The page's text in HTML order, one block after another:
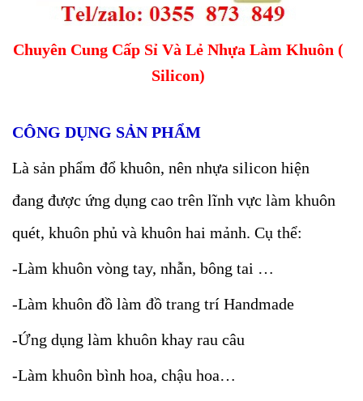
Chuyên Cung Cấp Sỉ Và Lẻ Nhựa Làm Khuôn (
Silicon)
CÔNG DỤNG SẢN PHẨM
Là sản phẩm đổ khuôn, nên nhựa silicon hiện
đang được ứng dụng cao trên lĩnh vực làm khuôn
quét, khuôn phủ và khuôn hai mảnh. Cụ thể:
-Làm khuôn vòng tay, nhẫn, bông tai …
-Làm khuôn đồ làm đồ trang trí Handmade
-Ứng dụng làm khuôn khay rau câu
-Làm khuôn bình hoa, chậu hoa…